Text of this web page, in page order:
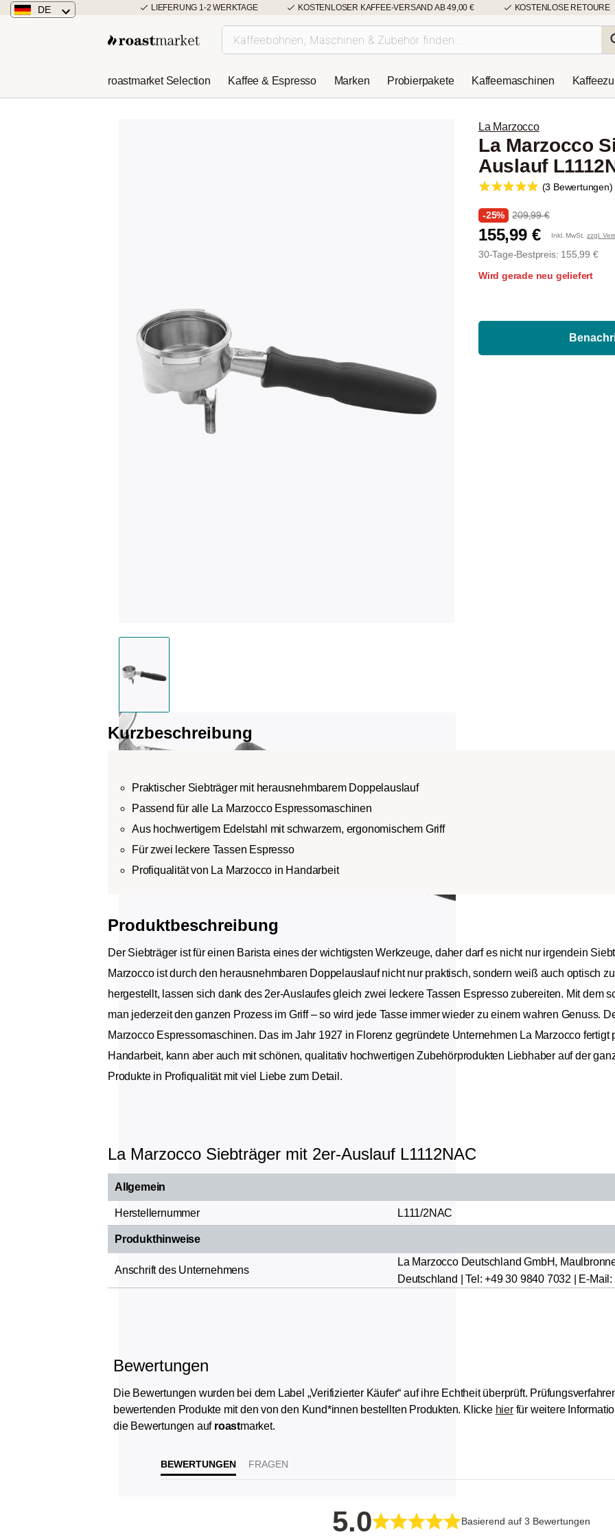
LIEFERUNG 1-2 WERKTAGE KOSTENLOSER KAFFEE-VERSAND AB 49,00 € KOSTENLOSE RETOURE
DE
Niederlande
roastmarket Selection Kaffee & Espresso Marken Probierpakete Kaffeemaschinen
La Marzocco
La Marzocco
Auslauf
(3 Bewertungen)
-25% 209,99 €
155,99 € Inkl. MwSt. zzgl.
30-Tage-Bestpreis: 155,99 €
Wird gerade neu geliefert
Kurzbeschreibung
Praktischer Siebträger mit herausnehmbarem Doppelauslauf
Passend für alle La Marzocco Espressomaschinen
Aus hochwertigem Edelstahl mit schwarzem, ergonomischem Griff
Für zwei leckere Tassen Espresso
Profiqualität von La Marzocco in Handarbeit
Produktbeschreibung
Der Siebträger ist für einen Barista eines der wichtigsten Werkzeuge, daher darf es nicht nur irgendein
Marzocco ist durch den herausnehmbaren Doppelauslauf nicht nur praktisch, sondern weiß auch optisch
hergestellt, lassen sich dank des 2er-Auslaufes gleich zwei leckere Tassen Espresso zubereiten. Mit dem
man jederzeit den ganzen Prozess im Griff – so wird jede Tasse immer wieder zu einem wahren Genuss.
Marzocco Espressomaschinen. Das im Jahr 1927 in Florenz gegründete Unternehmen La Marzocco
Handarbeit, kann aber auch mit schönen, qualitativ hochwertigen Zubehörprodukten Liebhaber auf der
Produkte in Profiqualität mit viel Liebe zum Detail.
La Marzocco Siebträger mit 2er-Auslauf L1112NAC
Allgemein
Herstellernummer L111/2NAC
Produkthinweise
Anschrift des Unternehmens
La Marzocco Deutschland GmbH,
Deutschland | Tel: +49 30 9840 7032 | E-
Bewertungen
Die Bewertungen wurden bei dem Label „Verifizierter Käufer“ auf ihre Echtheit überprüft.
bewertenden Produkte mit den von den Kund*innen bestellten Produkten. Klicke hierfür weitere
die Bewertungen auf roastmarket.
BEWERTUNGEN
5 Basierend auf 3 Bewertungen